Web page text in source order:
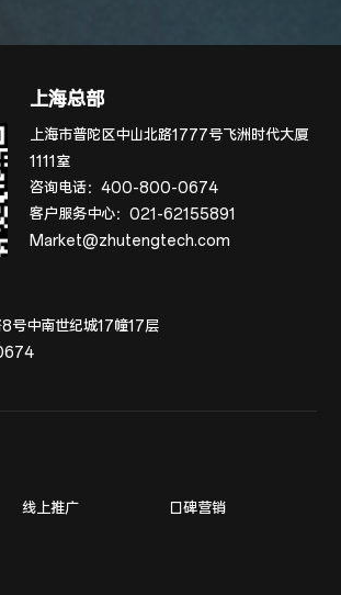
上海总部
上海市普陀区中山北路1777号飞洲时代大厦
1111室
咨询电话：400-800-0674
客户服务中心：021-62155891
Market@zhutengtech.com
号中南世纪城17幢17层
线上推广 口碑营销